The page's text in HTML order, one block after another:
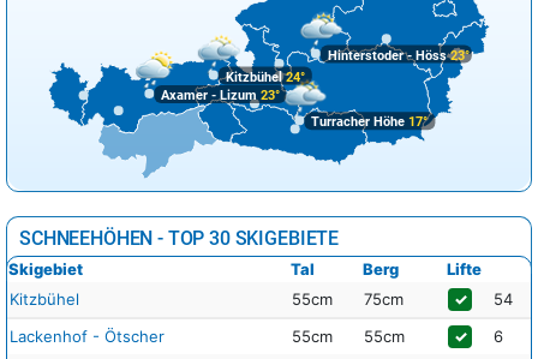
Axamer - Lizum 23°
Turracher Höhe 17°
Kitzbühel24°
Hinterstoder - Höss23°
SCHNEEHÖHEN - TOP 30 SKIGEBIETE
Skigebiet Tal Berg
Lifte
Kitzbühel
55cm 75cm ✓
54
Lackenhof - Ötscher
55cm 55cm ✓
6